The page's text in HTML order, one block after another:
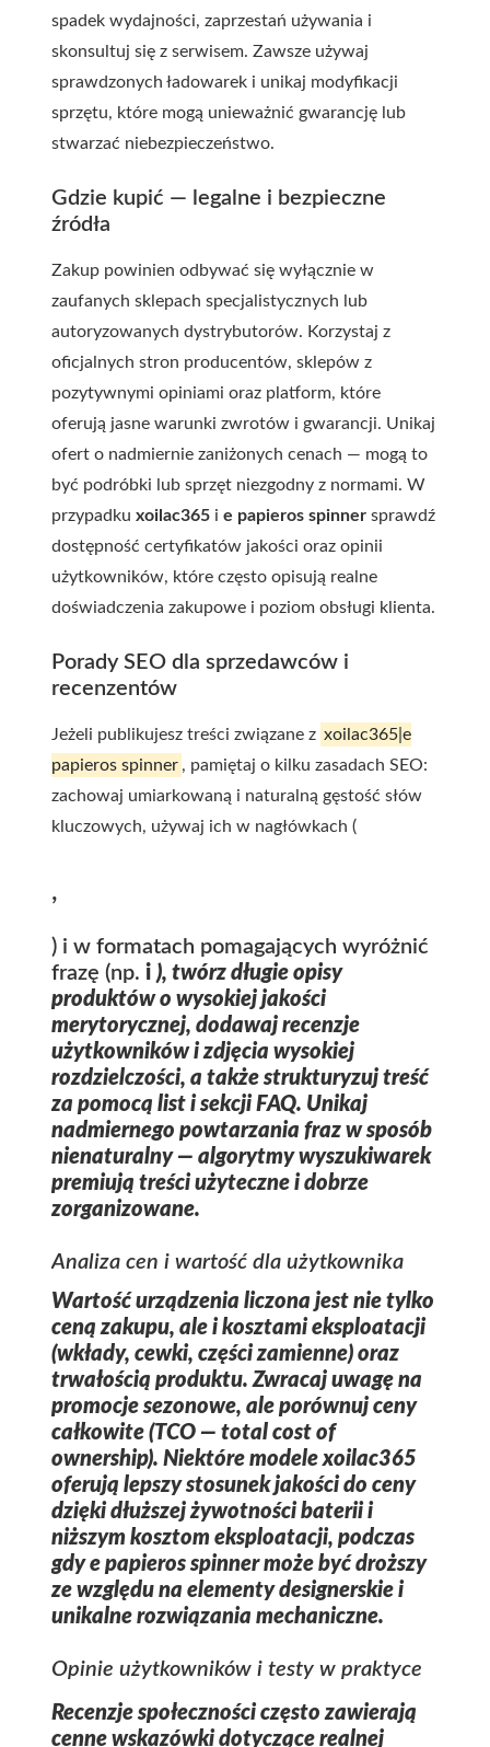
spadek wydajności, zaprzestań używania i
skonsultuj się z serwisem. Zawsze używaj
sprawdzonych ładowarek i unikaj modyfikacji
sprzętu, które mogą unieważnić gwarancję lub
stwarzać niebezpieczeństwo.
Gdzie kupić — legalne i bezpieczne
źródła
Zakup powinien odbywać się wyłącznie w
zaufanych sklepach specjalistycznych lub
autoryzowanych dystrybutorów. Korzystaj z
oficjalnych stron producentów, sklepów z
pozytywnymi opiniami oraz platform, które
oferują jasne warunki zwrotów i gwarancji. Unikaj
ofert o nadmiernie zaniżonych cenach — mogą to
być podróbki lub sprzęt niezgodny z normami. W
przypadku xoilac365 i e papieros spinner sprawdź
dostępność certyfikatów jakości oraz opinii
użytkowników, które często opisują realne
doświadczenia zakupowe i poziom obsługi klienta.
Porady SEO dla sprzedawców i
recenzentów
Jeżeli publikujesz treści związane z xoilac365|e
papieros spinner , pamiętaj o kilku zasadach SEO:
zachowaj umiarkowaną i naturalną gęstość słów
kluczowych, używaj ich w nagłówkach (
,
) i w formatach pomagających wyróżnić
frazę (np. i ), twórz długie opisy
produktów o wysokiej jakości
merytorycznej, dodawaj recenzje
użytkowników i zdjęcia wysokiej
rozdzielczości, a także strukturyzuj treść
za pomocą list i sekcji FAQ. Unikaj
nadmiernego powtarzania fraz w sposób
nienaturalny — algorytmy wyszukiwarek
premiują treści użyteczne i dobrze
zorganizowane.
Analiza cen i wartość dla użytkownika
Wartość urządzenia liczona jest nie tylko
ceną zakupu, ale i kosztami eksploatacji
(wkłady, cewki, części zamienne) oraz
trwałością produktu. Zwracaj uwagę na
promocje sezonowe, ale porównuj ceny
całkowite (TCO — total cost of
ownership). Niektóre modele xoilac365
oferują lepszy stosunek jakości do ceny
dzięki dłuższej żywotności baterii i
niższym kosztom eksploatacji, podczas
gdye papieros spinnermoże być droższy
ze względu na elementy designerskie i
unikalne rozwiązania mechaniczne.
Opinie użytkowników i testy w praktyce
Recenzje społeczności często zawierają
cenne wskazówki dotyczące realnej